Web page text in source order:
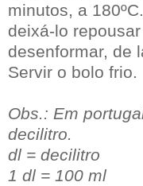
minutos, a
deixá-lo
desenformar, de
Servir o bolo frio.
Obs.: Em
decilitro.
dl = decilitro
1 dl = 100 ml